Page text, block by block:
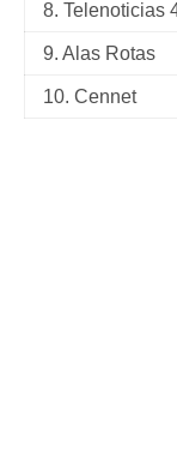
8. Telenoticias
9. Alas Rotas
10. Cennet